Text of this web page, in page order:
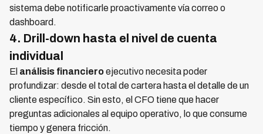
sistema debe notificarle proactivamente vía correo o
dashboard.
4. Drill-down hasta el nivel de cuenta
individual
El análisis financieroejecutivo necesita poder
profundizar: desde el total de cartera hasta el detalle de un
cliente específico. Sin esto, el CFO tiene que hacer
preguntas adicionales al equipo operativo, lo que consume
tiempo y genera fricción.